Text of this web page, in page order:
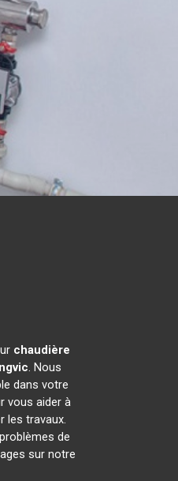
chaudière
. Nous
dans votre
vous aider à
les travaux.
de
sur notre